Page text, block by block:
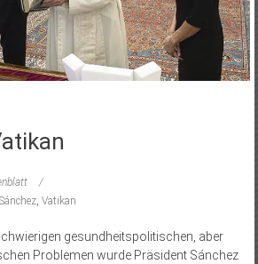
, Vatikan
gesundheitspolitischen, aber
Problemen wurde Präsident Sánchez